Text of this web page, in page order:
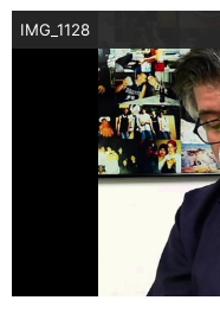
IMG_1128